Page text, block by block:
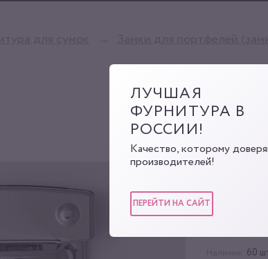
Артикул:
Категории:
60
ЛУЧШАЯ
ФУРНИТУРА В
РОССИИ!
Качество, которому
производителей!
ПЕРЕЙТИ НА САЙТ